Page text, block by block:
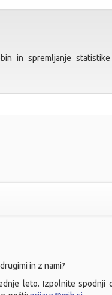
in spremljanje statistike
in z nami?
leto. Izpolnite spodnji